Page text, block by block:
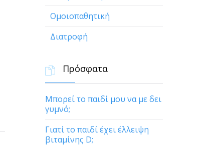
Ομοιοπαθητική
Διατροφή
 Πρόσφατα
Μπορεί το παιδί μου να με δει
γυμνό;
Γιατί το παιδί έχει έλλειψη
βιταμίνης D;